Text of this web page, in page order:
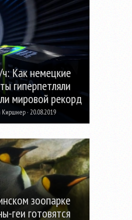
Как немецкие
гиперпетляли
мировой рекорд
· 20.08.2019
зоопарке
геи готовятся